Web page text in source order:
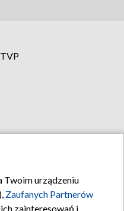
Twoim urządzeniu
Zaufanych Partnerów
zainteresowań i